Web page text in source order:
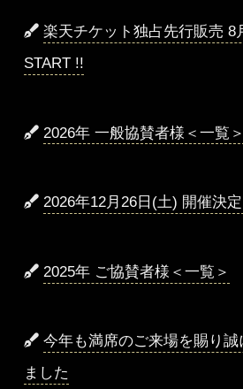
楽天チケット独占先行販売 8
START !!
2026年 一般協賛者様＜一覧＞
2026年12月26日(土) 開催決定
2025年 ご協賛者様＜一覧＞
今年も満席のご来場を賜り
ました